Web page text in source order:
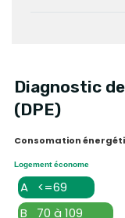
Diagnostic
(DPE)
Consomation
Logement économe
A <=69
B 70 à 109